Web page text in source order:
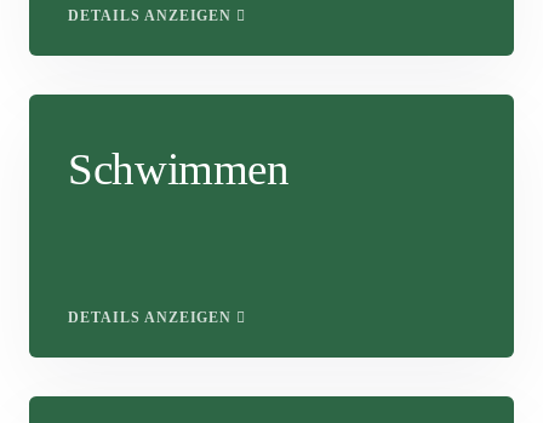
DETAILS ANZEIGEN
Schwimmen
DETAILS ANZEIGEN